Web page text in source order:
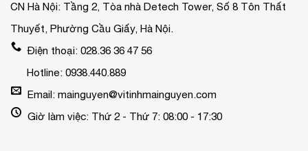
CN Hà Nội: Tầng 2, Tòa nhà Detech Tower, Số 8 Tôn Thất
Thuyết, Phường Cầu Giấy, Hà Nội.
Điện thoại: 028.36 36 47 56
Hotline: 0938.440.889
Email: mainguyen@vitinhmainguyen.com
Giờ làm việc: Thứ 2 - Thứ 7: 08:00 - 17:30